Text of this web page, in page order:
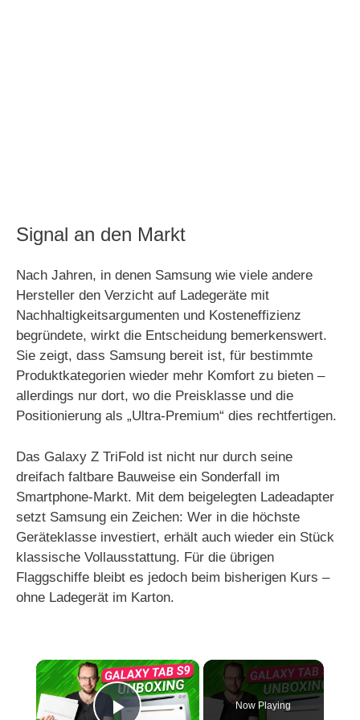
Signal an den Markt
Nach Jahren, in denen Samsung wie viele andere
Hersteller den Verzicht auf Ladegeräte mit
Nachhaltigkeitsargumenten und Kosteneffizienz
begründete, wirkt die Entscheidung bemerkenswert.
Sie zeigt, dass Samsung bereit ist, für bestimmte
Produktkategorien wieder mehr Komfort zu bieten –
allerdings nur dort, wo die Preisklasse und die
Positionierung als „Ultra-Premium“ dies rechtfertigen.
Das Galaxy Z TriFold ist nicht nur durch seine
dreifach faltbare Bauweise ein Sonderfall im
Smartphone-Markt. Mit dem beigelegten Ladeadapter
setzt Samsung ein Zeichen: Wer in die höchste
Geräteklasse investiert, erhält auch wieder ein Stück
klassische Vollausstattung. Für die übrigen
Flaggschiffe bleibt es jedoch beim bisherigen Kurs –
ohne Ladegerät im Karton.
×
Now Playing